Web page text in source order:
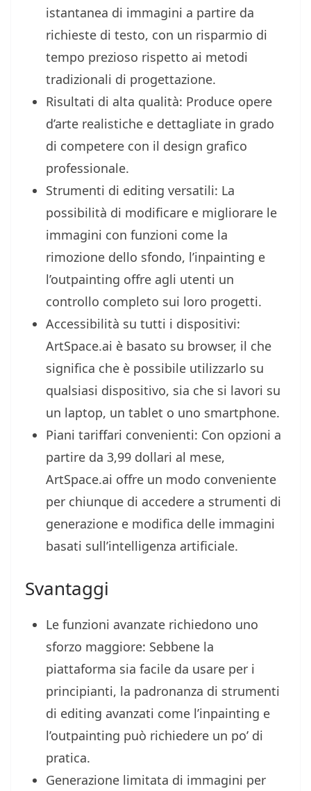
istantanea di immagini a partire da
richieste di testo, con un risparmio di
tempo prezioso rispetto ai metodi
tradizionali di progettazione.
Risultati di alta qualità: Produce opere
d’arte realistiche e dettagliate in grado
di competere con il design grafico
professionale.
Strumenti di editing versatili: La
possibilità di modificare e migliorare le
immagini con funzioni come la
rimozione dello sfondo, l’inpainting e
l’outpainting offre agli utenti un
controllo completo sui loro progetti.
Accessibilità su tutti i dispositivi:
ArtSpace.ai è basato su browser, il che
significa che è possibile utilizzarlo su
qualsiasi dispositivo, sia che si lavori su
un laptop, un tablet o uno smartphone.
Piani tariffari convenienti: Con opzioni a
partire da 3,99 dollari al mese,
ArtSpace.ai offre un modo conveniente
per chiunque di accedere a strumenti di
generazione e modifica delle immagini
basati sull’intelligenza artificiale.
Svantaggi
Le funzioni avanzate richiedono uno
sforzo maggiore: Sebbene la
piattaforma sia facile da usare per i
principianti, la padronanza di strumenti
di editing avanzati come l’inpainting e
l’outpainting può richiedere un po’ di
pratica.
Generazione limitata di immagini per